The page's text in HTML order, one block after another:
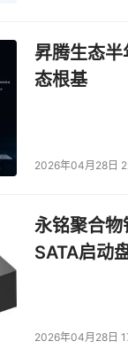
昇腾生态
态根基
2026年04月28日
永铭聚合
SATA启动
2026年04月28日